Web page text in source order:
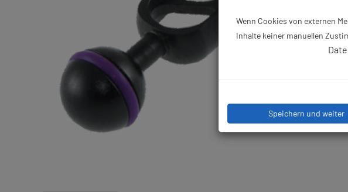
Wenn Cookies von externen
Inhalte keiner manuellen
Speichern und weiter